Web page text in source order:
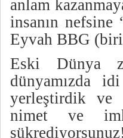
anlam
insanın
Eyvah BBG
Eski Dünya
dünyamızda
yerleştirdik ve
nimet ve